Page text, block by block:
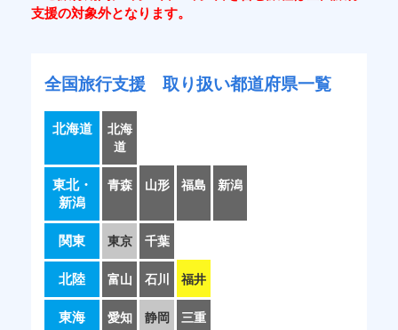
支援の対象外となります。
全国旅行支援 取り扱い都道府県一覧
北海道
北海
道
東北・
新潟
青森 山形 福島 新潟
関東 東京 千葉
北陸 富山 石川 福井
東海 愛知 静岡 三重